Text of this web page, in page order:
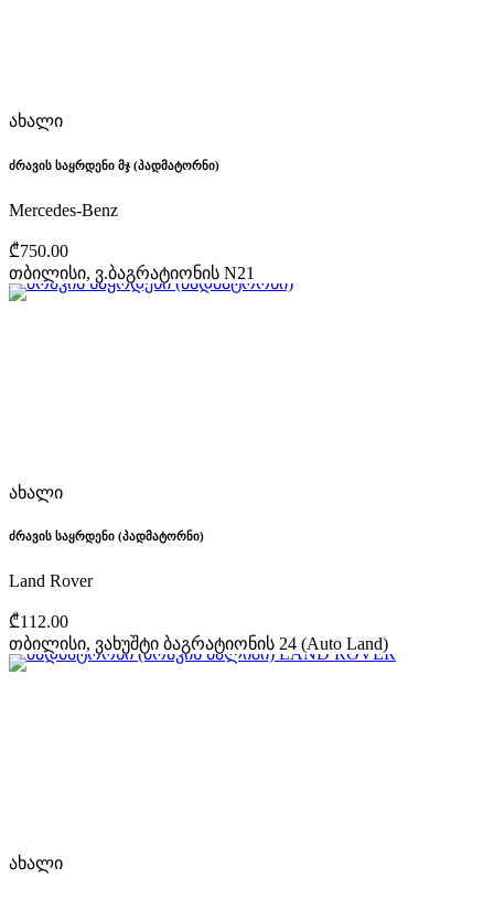
ახალი
ძრავის საყრდენი მჯ (პადმატორნი)
Mercedes-Benz
₾750.00
თბილისი, ვ.ბაგრატიონის N21
ახალი
ძრავის საყრდენი (პადმატორნი)
Land Rover
₾112.00
თბილისი, ვახუშტი ბაგრატიონის 24 (Auto Land)
ახალი